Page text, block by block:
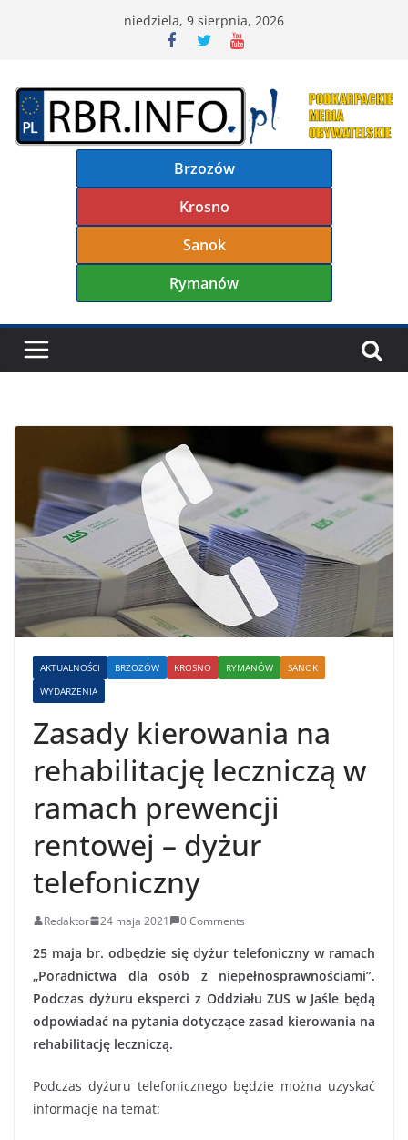
niedziela, 9 sierpnia, 2026
Brzozów
Krosno
Sanok
Rymanów
AKTUALNOŚCI BRZOZÓW KROSNO RYMANÓW
SANOK
WYDARZENIA
Zasady kierowania na
rehabilitację leczniczą w
ramach prewencji
rentowej – dyżur
telefoniczny
Redaktor 24 maja 2021 0 Comments
25 maja br. odbędzie się dyżur telefoniczny w ramach
„Poradnictwa dla osób z niepełnosprawnościami”.
Podczas dyżuru eksperci z Oddziału ZUS w Jaśle będą
odpowiadać na pytania dotyczące zasad kierowania na
rehabilitację leczniczą.
Podczas dyżuru telefonicznego będzie można uzyskać
informacje na temat: